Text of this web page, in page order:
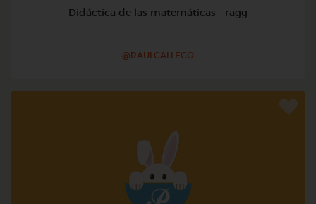
Didáctica de las matemáticas - ragg
@RAULGALLEGO